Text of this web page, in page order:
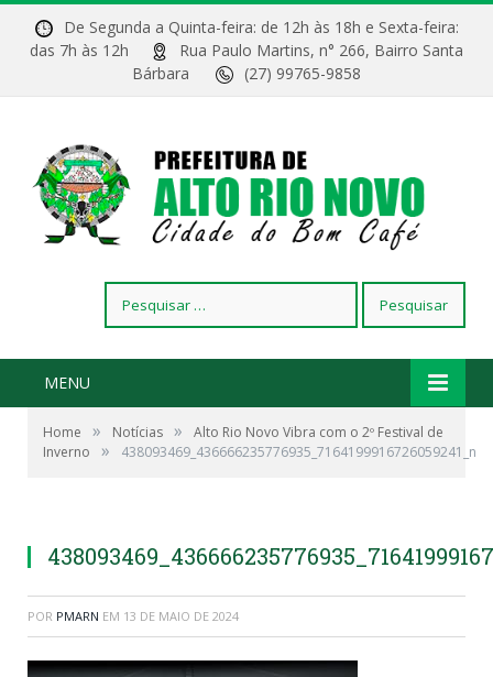
De Segunda a Quinta-feira: de 12h às 18h e Sexta-feira:
das 7h às 12h
Rua Paulo Martins, n° 266, Bairro Santa
Bárbara
(27) 99765-9858
por:
MENU
Home » Notícias »
Alto Rio Novo Vibra com o 2º Festival de
Inverno
» 438093469_436666235776935_7164199916726059241_n
POR PMARN EM 13 DE MAIO DE 2024